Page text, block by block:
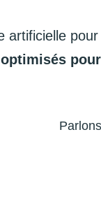
artificielle pour
optimisés pour